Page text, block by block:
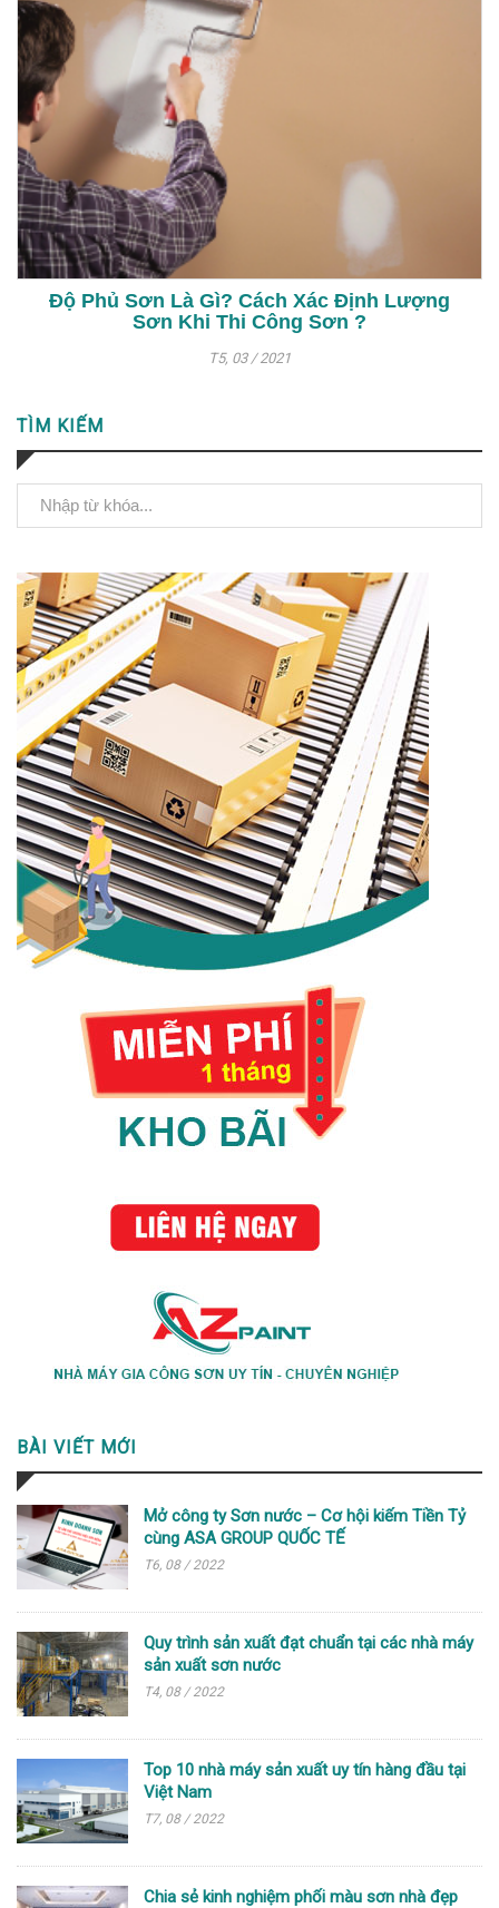
Độ Phủ Sơn Là Gì? Cách Xác Định Lượng
Sơn Khi Thi Công Sơn ?
T5, 03 / 2021
TÌM KIẾM
BÀI VIẾT MỚI
Mở công ty Sơn nước – Cơ hội kiếm Tiền Tỷ
cùng ASA GROUP QUỐC TẾ
T6, 08 / 2022
Quy trình sản xuất đạt chuẩn tại các nhà máy
sản xuất sơn nước
T4, 08 / 2022
Top 10 nhà máy sản xuất uy tín hàng đầu tại
Việt Nam
T7, 08 / 2022
Chia sẻ kinh nghiệm phối màu sơn nhà đẹp